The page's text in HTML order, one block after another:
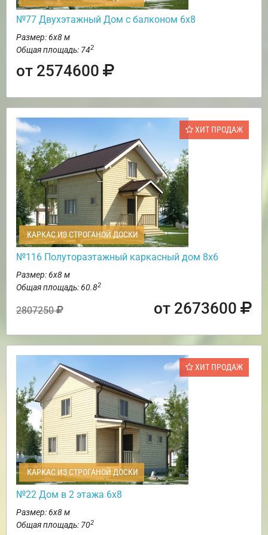
№77 Двухэтажный Дом с балконом 6х8
Размер: 6х8 м
Общая площадь: 742
от 2574600
ХИТ ПРОДАЖ
КАРКАС ИЗ СТРОГАНОЙ ДОСКИ
№116 Полутораэтажный каркасный дом 8х6
Размер: 6х8 м
Общая площадь: 60.82
2807250 от 2673600
ХИТ ПРОДАЖ
КАРКАС ИЗ СТРОГАНОЙ ДОСКИ
№22 Дом в 2 этажа 6х8
Размер: 6х8 м
Общая площадь: 702